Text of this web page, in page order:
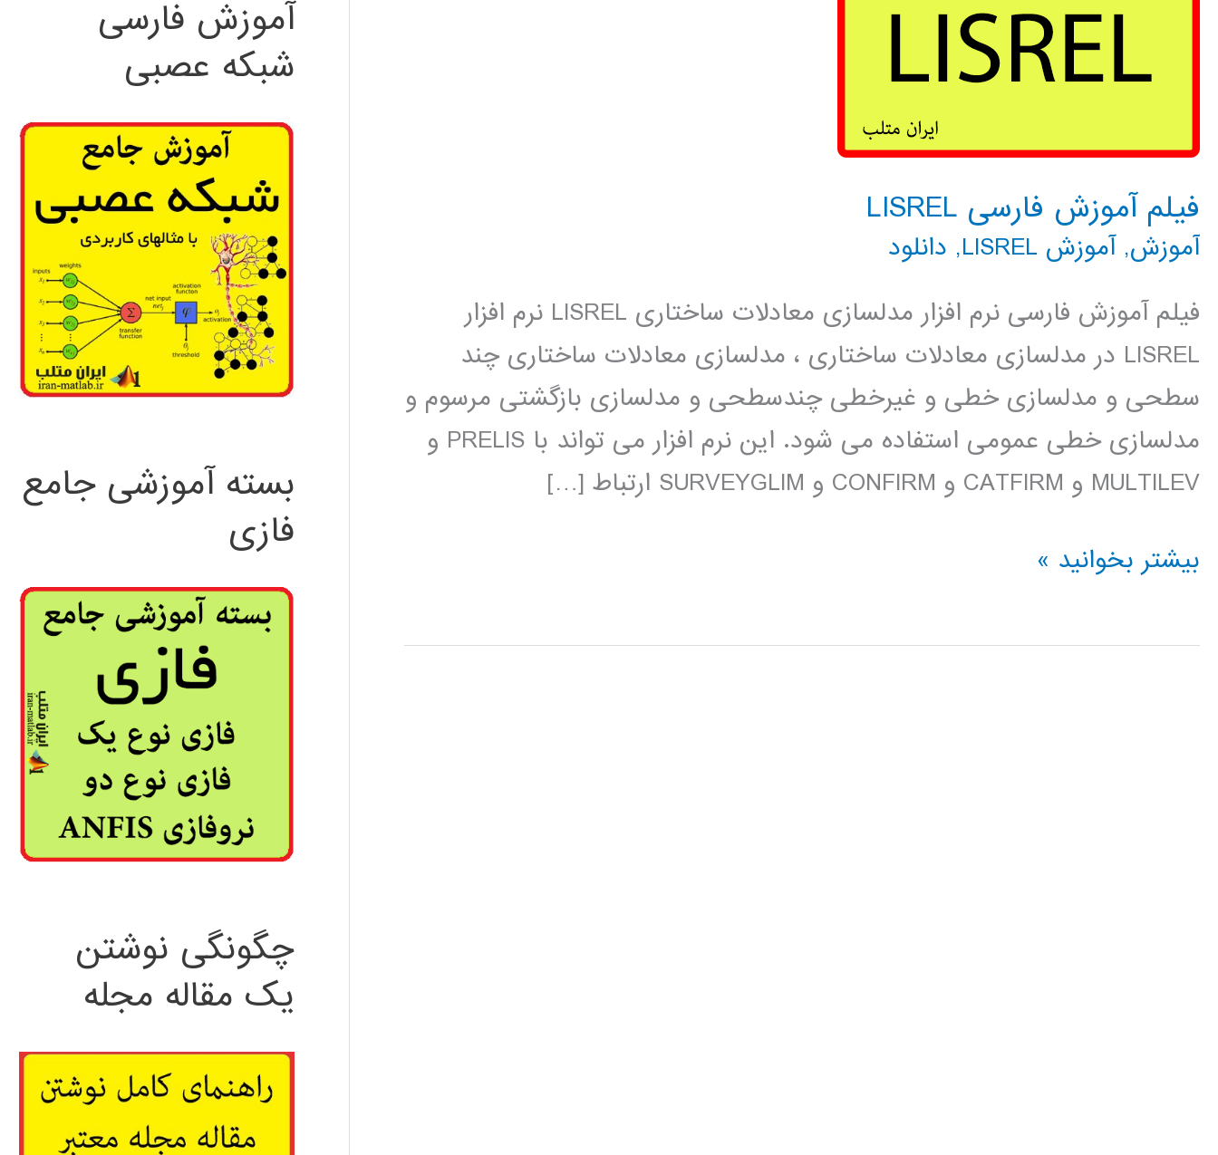
فیلم آموزش فارسی LISREL
آموزش,آموزش LISREL , دانلود
فیلم آموزش فارسی نرم افزار مدلسازی معادلات ساختاری LISREL نرم افزار
LISREL در مدلسازی معادلات ساختاری ، مدلسازی معادلات ساختاری چند
سطحی و مدلسازی خطی و غیرخطی چندسطحی و مدلسازی بازگشتی مرسوم و
مدلسازی خطی عمومی استفاده می شود. این نرم افزار می تواند با PRELIS و
MULTILEV و CATFIRM و CONFIRM و SURVEYGLIM ارتباط […]
فیلم
فارسی
بیشتر بخوانید »
آموزش فارسی
شبکه عصبی
بسته آموزشی جامع
فازی
چگونگی نوشتن
یک مقاله مجله